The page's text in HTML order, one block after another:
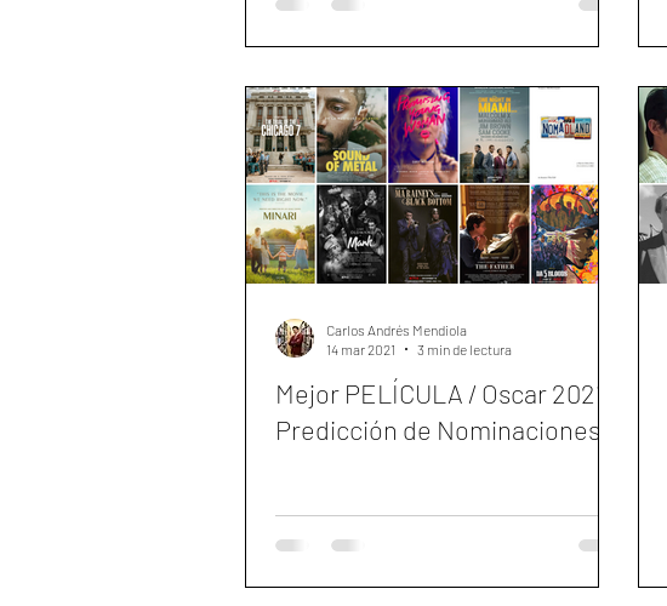
Mejor PELÍCULA / Oscar 2021,
Predicción de Nominaciones
Carlos Andrés Mendiola
14 mar 2021
3 min de lectura